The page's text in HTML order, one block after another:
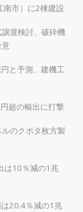
南市）に2棟建設
渡検討、破砕機
と予測、建機工
超の輸出に打撃
のクボタ枚方製
は10％減の1兆
20.4％減の1兆